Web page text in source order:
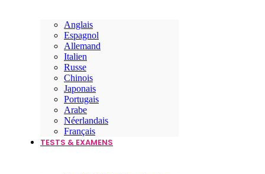
Anglais
Espagnol
Allemand
Italien
Russe
Chinois
Japonais
Portugais
Arabe
Néerlandais
Français
TESTS & EXAMENS